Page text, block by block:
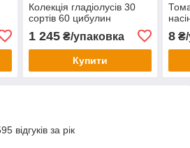
Колекція гладіолусів 30
сортів 60 цибулин
1 245₴/упаковка
Купити
8 ₴/
відгуків за рік